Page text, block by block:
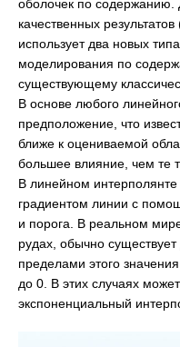
оболочек по содержанию.
качественных
использует два новых
моделирования по
существующему
В основе любого
предположение, что
ближе к оцениваемой
большее влияние, чем те
В линейном интерполянте
градиентом линии с
и порога. В реальном
рудах, обычно
пределами этого
до 0. В этих случаях
экспоненциальный